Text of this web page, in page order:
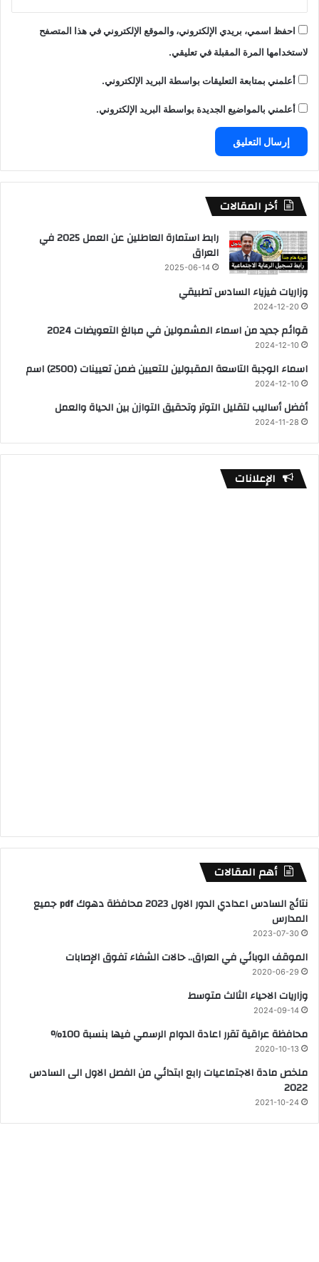
احفظ اسمي، بريدي الإلكتروني، والموقع الإلكتروني في هذا المتصفح
لاستخدامها المرة المقبلة في تعليقي.
أعلمني بمتابعة التعليقات بواسطة البريد الإلكتروني.
أعلمني بالمواضيع الجديدة بواسطة البريد الإلكتروني.
أخر المقالات
رابط استمارة العاطلين عن العمل 2025 في
العراق
2025-06-14
وزاريات فيزياء السادس تطبيقي
2024-12-20
قوائم جديد من اسماء المشمولين في مبالغ التعويضات 2024
2024-12-10
اسماء الوجبة التاسعة المقبولين للتعيين ضمن تعيينات (2500) اسم
2024-12-10
أفضل أساليب لتقليل التوتر وتحقيق التوازن بين الحياة والعمل
2024-11-28
الإعلانات
أهم المقالات
نتائج السادس اعدادي الدور الاول 2023 محافظة دهوك pdf جميع
المدارس
2023-07-30
الموقف الوبائي في العراق.. حالات الشفاء تفوق الإصابات
2020-06-29
وزاريات الاحياء الثالث متوسط
2024-09-14
محافظة عراقية تقرر اعادة الدوام الرسمي فيها بنسبة 100%
2020-10-13
ملخص مادة الاجتماعيات رابع ابتدائي من الفصل الاول الى السادس
2022
2021-10-24